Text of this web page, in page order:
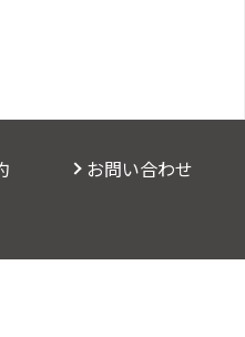
お問い合わせ